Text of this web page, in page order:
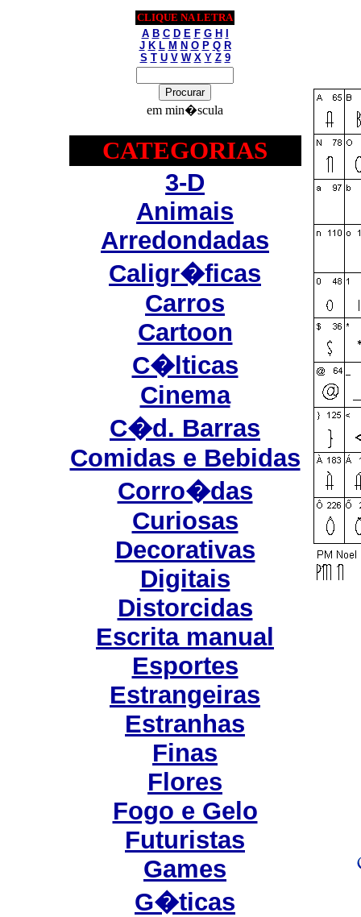
CLIQUE NA LETRA
A B C D E F G H
J K L M N O P Q R
S T U V W X Y Z 9
em min�scula
CATEGORIAS
3-D
Animais
Arredondadas
Caligr�ficas
Carros
Cartoon
C�lticas
Cinema
C�d. Barras
Comidas e Bebidas
Corro�das
Curiosas
Decorativas
Digitais
Distorcidas
Escrita manual
Esportes
Estrangeiras
Estranhas
Finas
Flores
Fogo e Gelo
Futuristas
Games
G�ticas